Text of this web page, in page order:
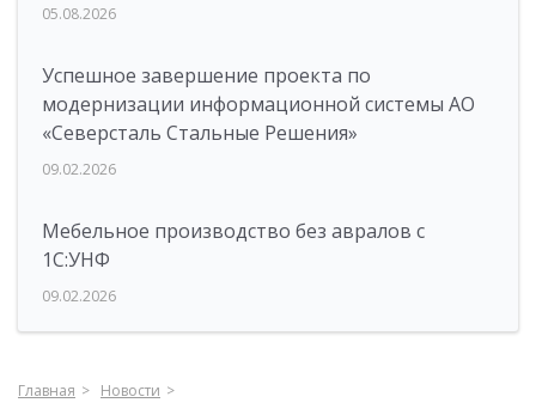
05.08.2026
Успешное завершение проекта по
модернизации информационной системы АО
«Северсталь Стальные Решения»
09.02.2026
Мебельное производство без авралов с
1С:УНФ
09.02.2026
Главная
Новости